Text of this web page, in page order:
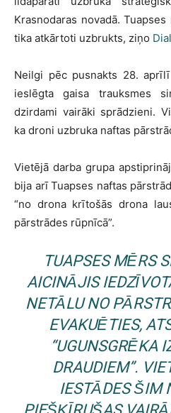
Krasnodaras novadā.
tika atkārtoti uzbrukts, ziņo
Neilgi pēc pusnakts 28.
ieslēgta gaisa trauksmes
dzirdami vairāki sprādzieni.
ka droni uzbruka naftas
Vietējā darba grupa
bija arī Tuapses naftas
“no drona krītošās drona
pārstrādes rūpnīcā”.
TUAPSES MĒRS
AICINĀJIS
NETĀLU NO
EVAKUĒTIES,
“UGUNSGRĒKA
DRAUDIEM”.
IESTĀDES ŠIM